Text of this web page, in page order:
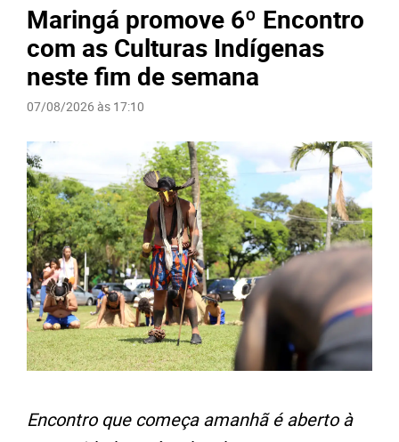
Maringá promove 6º Encontro
com as Culturas Indígenas
neste fim de semana
07/08/2026 às 17:10
Encontro que começa amanhã é aberto à